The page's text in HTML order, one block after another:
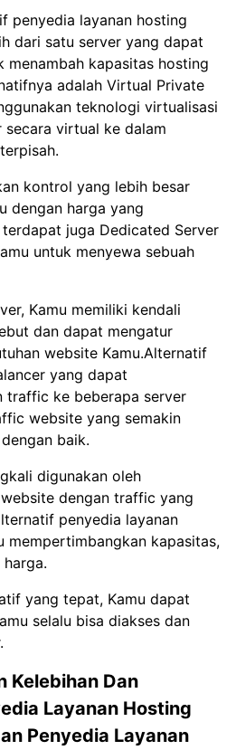
penyedia layanan hosting
dari satu server yang dapat
kapasitas hosting
adalah Virtual Private
teknologi virtualisasi
secara virtual ke dalam
kontrol yang lebih besar
dengan harga yang
terdapat juga Dedicated Server
untuk menyewa sebuah
Kamu memiliki kendali
dan dapat mengatur
website Kamu.Alternatif
yang dapat
traffic ke beberapa server
website yang semakin
baik.
digunakan oleh
dengan traffic yang
penyedia layanan
mempertimbangkan kapasitas,
yang tepat, Kamu dapat
selalu bisa diakses dan
Kelebihan Dan
Layanan Hosting
Penyedia Layanan